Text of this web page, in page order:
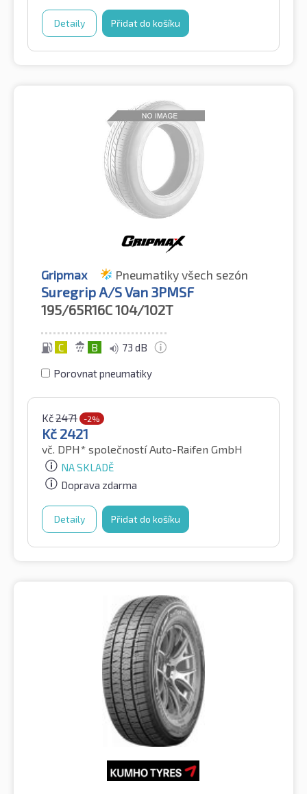
Detaily Přidat do košíku
Gripmax Pneumatiky všech sezón
Suregrip A/S Van 3PMSF
195/65R16C104/102T
C B 73 dB
Porovnat pneumatiky
Kč2471 -2%
Kč 2421
vč. DPH* společností Auto-Raifen GmbH
NA SKLADĚ
Doprava zdarma
Detaily Přidat do košíku